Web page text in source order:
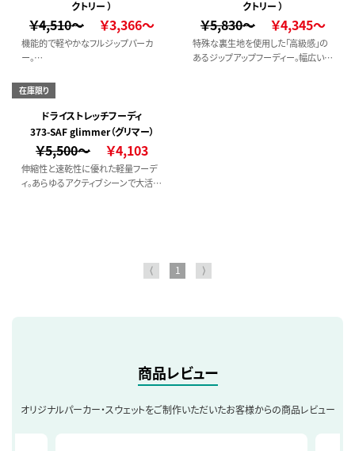
クトリー ）
￥4,510～ ￥3,366～
機能的で軽やかなフルジップパーカ
ー。
できる一枚。
※加工方法：シルク、転写が可能（イン
クジェットは非推奨）
クトリー ）
￥5,830～ ￥4,345～
特殊な裏生地を使用した「高級感」の
あるジップアップフーディー。幅広い着
在庫限り
ドライストレッチフーディ
373-SAF glimmer（グリマー）
￥5,500～ ￥4,103
伸縮性と速乾性に優れた軽量フーデ
ィ。あらゆるアクティブシーンで大活
⟨ 1 ⟩
商品レビュー
オリジナルパーカー・スウェットをご制作いただいたお客様からの商品レビュー